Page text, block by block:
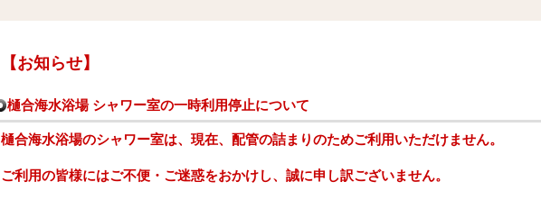
【お知らせ】
樋合海水浴場 シャワー室の一時利用停止について
樋合海水浴場のシャワー室は、現在、配管の詰まりのためご利用いただけません。
ご利用の皆様にはご不便・ご迷惑をおかけし、誠に申し訳ございません。